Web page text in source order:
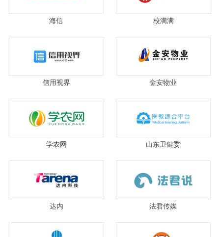
海信 校满满
信用视界 金安物业
学农网 山东卫健委
达内 法君传媒